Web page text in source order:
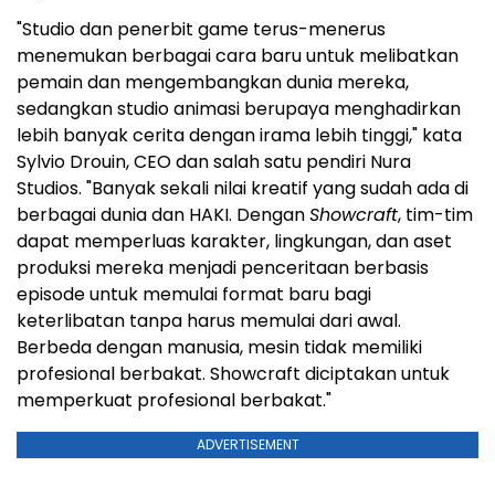
"Studio dan penerbit game terus-menerus
menemukan berbagai cara baru untuk melibatkan
pemain dan mengembangkan dunia mereka,
sedangkan studio animasi berupaya menghadirkan
lebih banyak cerita dengan irama lebih tinggi," kata
Sylvio Drouin, CEO dan salah satu pendiri Nura
Studios. "Banyak sekali nilai kreatif yang sudah ada di
berbagai dunia dan HAKI. DenganShowcraft, tim-tim
dapat memperluas karakter, lingkungan, dan aset
produksi mereka menjadi penceritaan berbasis
episode untuk memulai format baru bagi
keterlibatan tanpa harus memulai dari awal.
Berbeda dengan manusia, mesin tidak memiliki
profesional berbakat. Showcraft diciptakan untuk
memperkuat profesional berbakat."
ADVERTISEMENT